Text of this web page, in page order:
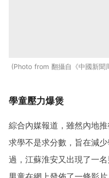
Photo from 翻攝自《中國新聞
學童壓力爆煲
綜合內媒報道，雖然內地
求學不是求分數，旨在減
過，江蘇淮安又出現了一